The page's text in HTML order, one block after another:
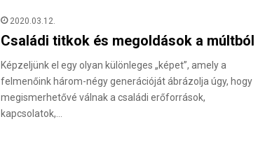
2020.03.12.
Családi titkok és megoldások a múltból
Képzeljünk el egy olyan különleges „képet”, amely a
felmenőink három-négy generációját ábrázolja úgy, hogy
megismerhetővé válnak a családi erőforrások,
kapcsolatok,…